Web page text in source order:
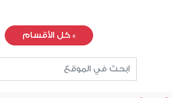
» كل الأقسام